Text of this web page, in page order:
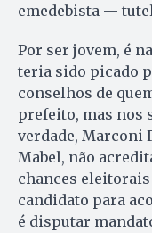
emedebista —
Por ser jovem, é
teria sido picado
conselhos de
prefeito, mas nos
verdade, Marconi
Mabel, não
chances eleitorais
candidato para
é disputar